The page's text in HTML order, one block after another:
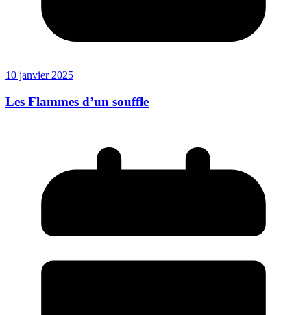
10 janvier 2025
Les Flammes d’un souffle